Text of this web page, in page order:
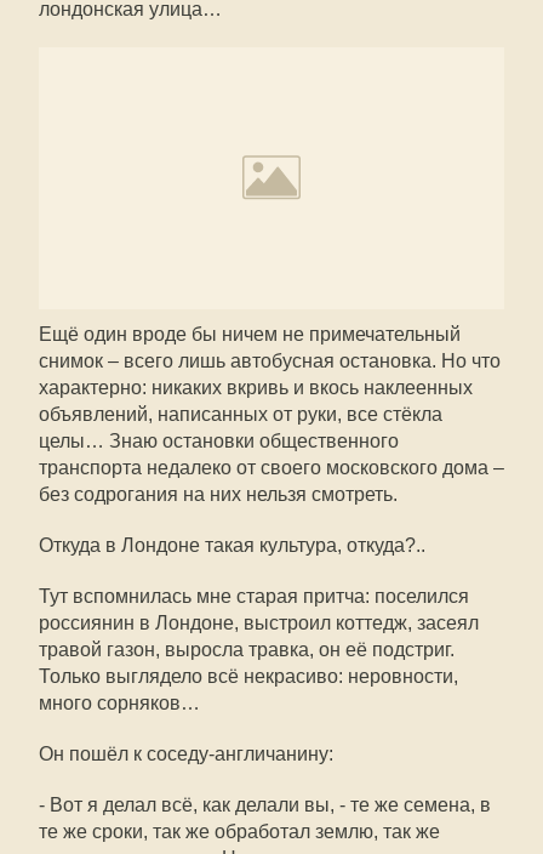
лондонская улица…
Ещё один вроде бы ничем не примечательный
снимок – всего лишь автобусная остановка. Но что
характерно: никаких вкривь и вкось наклеенных
объявлений, написанных от руки, все стёкла
целы… Знаю остановки общественного
транспорта недалеко от своего московского дома –
без содрогания на них нельзя смотреть.
Откуда в Лондоне такая культура, откуда?..
Тут вспомнилась мне старая притча: поселился
россиянин в Лондоне, выстроил коттедж, засеял
травой газон, выросла травка, он её подстриг.
Только выглядело всё некрасиво: неровности,
много сорняков…
Он пошёл к соседу-англичанину:
- Вот я делал всё, как делали вы, - те же семена, в
те же сроки, так же обработал землю, так же